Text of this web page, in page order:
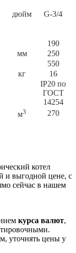
дюйм G-3/4
мм
190
250
550
кг 16
IP20 по
ГОСТ
14254
м3 270
котел
и выгодной цене, с
сейчас в нашем
курса валют,
уточнять цены у